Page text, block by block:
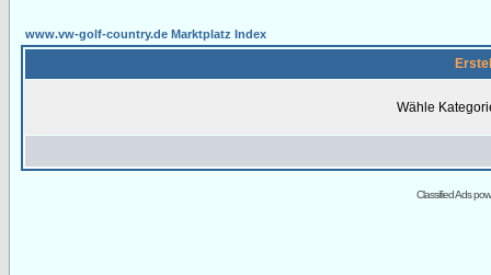
www.vw-golf-country.de Marktplatz Index
Wähle
Classified Ads